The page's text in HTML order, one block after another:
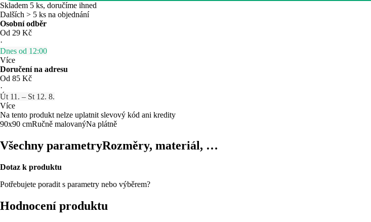
Skladem 5 ks, doručíme ihned
Dalších > 5 ks na objednání
Osobní odběr
Od 29 Kč
·
Dnes od 12:00
Více
Doručení na adresu
Od 85 Kč
·
Út 11. – St 12. 8.
Více
Na tento produkt nelze uplatnit slevový kód ani kredity
90x90 cmRučně malovanýNa plátně
Všechny parametryRozměry, materiál, …
Dotaz k produktu
Potřebujete poradit s parametry nebo výběrem?
Hodnocení produktu